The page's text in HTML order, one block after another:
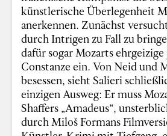
künstlerische Überlegenheit
anerkennen. Zunächst
durch Intrigen zu Fall zu
dafür sogar Mozarts
Constanze ein. Von Neid und
besessen, sieht Salieri
einzigen Ausweg: Er muss
Shaffers „Amadeus“,
durch Miloš Formans